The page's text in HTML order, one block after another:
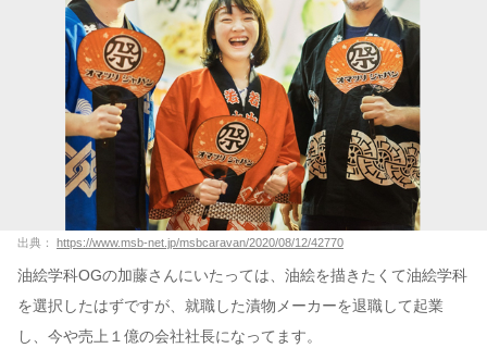
出典： https://www.msb-net.jp/msbcaravan/2020/08/12/42770
油絵学科OGの加藤さんにいたっては、油絵を描きたくて油絵学科
を選択したはずですが、就職した漬物メーカーを退職して起業
し、今や売上１億の会社社長になってます。